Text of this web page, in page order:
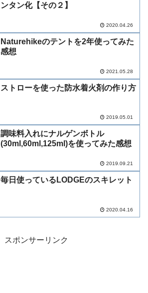
ンタン化【その２】
2020.04.26
Naturehikeのテントを2年使ってみた
感想
2021.05.28
ストローを使った防水着火剤の作り方
2019.05.01
調味料入れにナルゲンボトル
(30ml,60ml,125ml)を使ってみた感想
2019.09.21
毎日使っているLODGEのスキレット
2020.04.16
スポンサーリンク